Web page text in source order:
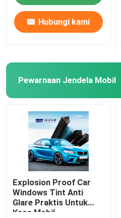
Hubungi kami
Pewarnaan Jendela Mobil
Explosion Proof Car
Windows Tint Anti
Glare Praktis Untuk
Kaca Mobil